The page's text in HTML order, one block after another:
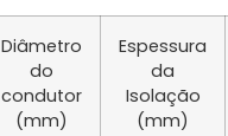
Diâmetro
do
condutor
(mm)
Espessura
da
Isolação
(mm)